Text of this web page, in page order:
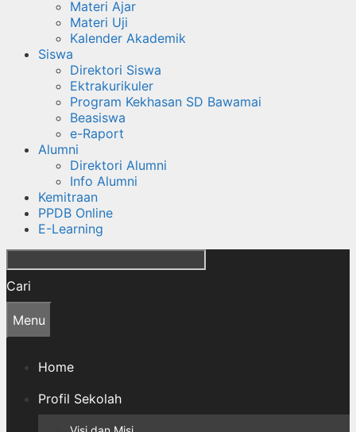
Materi Ajar
Materi Uji
Kalender Akademik
Siswa
Direktori Siswa
Ektrakurikuler
Program Kekhasan SD Bawamai
Beasiswa
e-Raport
Alumni
Direktori Alumni
Info Alumni
Kemitraan
PPDB Online
E-Learning
Cari
Menu
Home
Profil Sekolah